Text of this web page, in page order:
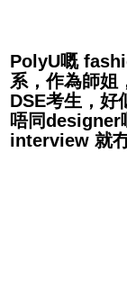
PolyU嘅
系，作為師姐
DSE考生，好
唔同designer
interview 就